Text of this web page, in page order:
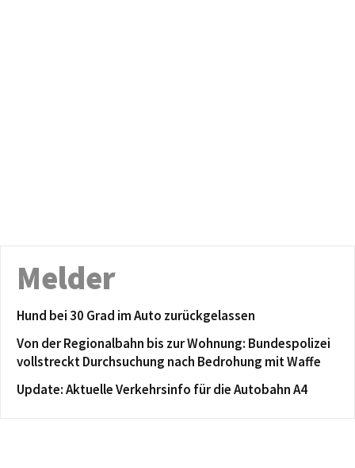
Melder
Hund bei 30 Grad im Auto zurückgelassen
Von der Regionalbahn bis zur Wohnung: Bundespolizei
vollstreckt Durchsuchung nach Bedrohung mit Waffe
Update: Aktuelle Verkehrsinfo für die Autobahn A4